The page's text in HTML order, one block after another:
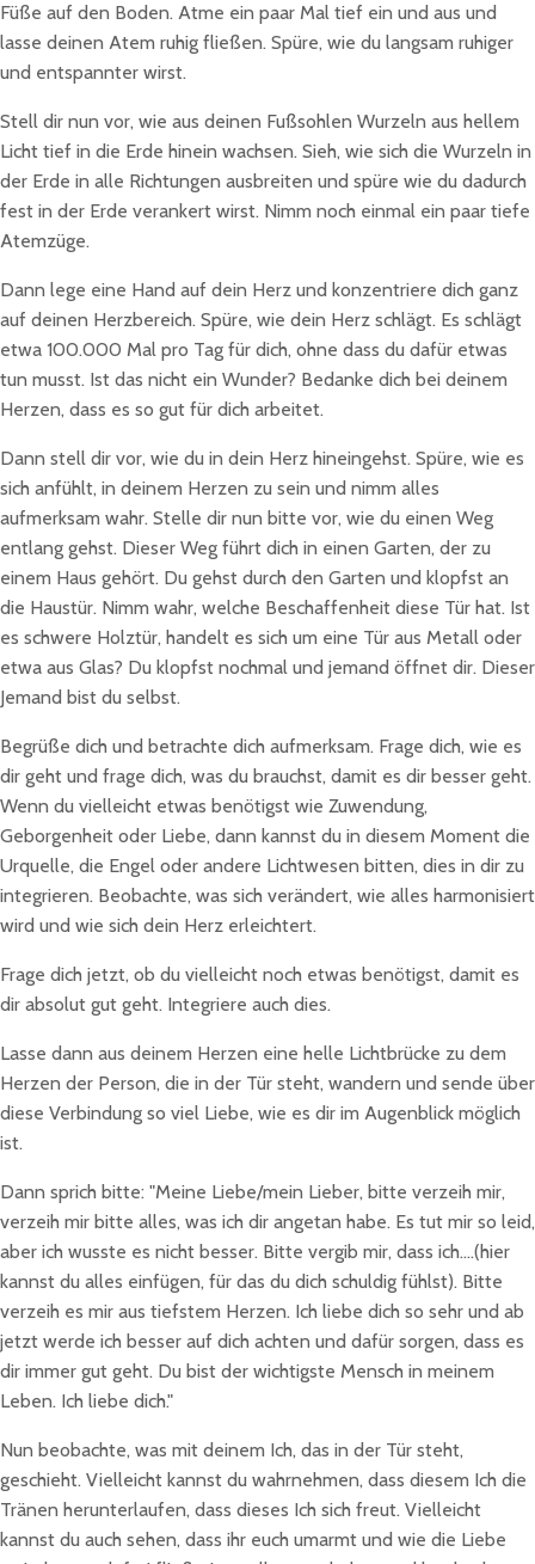
Füße auf den Boden. Atme ein paar Mal tief ein und aus und
lasse deinen Atem ruhig fließen. Spüre, wie du langsam ruhiger
und entspannter wirst.
Stell dir nun vor, wie aus deinen Fußsohlen Wurzeln aus hellem
Licht tief in die Erde hinein wachsen. Sieh, wie sich die Wurzeln in
der Erde in alle Richtungen ausbreiten und spüre wie du dadurch
fest in der Erde verankert wirst. Nimm noch einmal ein paar tiefe
Atemzüge.
Dann lege eine Hand auf dein Herz und konzentriere dich ganz
auf deinen Herzbereich. Spüre, wie dein Herz schlägt. Es schlägt
etwa 100.000 Mal pro Tag für dich, ohne dass du dafür etwas
tun musst. Ist das nicht ein Wunder? Bedanke dich bei deinem
Herzen, dass es so gut für dich arbeitet.
Dann stell dir vor, wie du in dein Herz hineingehst. Spüre, wie es
sich anfühlt, in deinem Herzen zu sein und nimm alles
aufmerksam wahr. Stelle dir nun bitte vor, wie du einen Weg
entlang gehst. Dieser Weg führt dich in einen Garten, der zu
einem Haus gehört. Du gehst durch den Garten und klopfst an
die Haustür. Nimm wahr, welche Beschaffenheit diese Tür hat. Ist
es schwere Holztür, handelt es sich um eine Tür aus Metall oder
etwa aus Glas? Du klopfst nochmal und jemand öffnet dir. Dieser
Jemand bist du selbst.
Begrüße dich und betrachte dich aufmerksam. Frage dich, wie es
dir geht und frage dich, was du brauchst, damit es dir besser geht.
Wenn du vielleicht etwas benötigst wie Zuwendung,
Geborgenheit oder Liebe, dann kannst du in diesem Moment die
Urquelle, die Engel oder andere Lichtwesen bitten, dies in dir zu
integrieren. Beobachte, was sich verändert, wie alles harmonisiert
wird und wie sich dein Herz erleichtert.
Frage dich jetzt, ob du vielleicht noch etwas benötigst, damit es
dir absolut gut geht. Integriere auch dies.
Lasse dann aus deinem Herzen eine helle Lichtbrücke zu dem
Herzen der Person, die in der Tür steht, wandern und sende über
diese Verbindung so viel Liebe, wie es dir im Augenblick möglich
ist.
Dann sprich bitte: "Meine Liebe/mein Lieber, bitte verzeih mir,
verzeih mir bitte alles, was ich dir angetan habe. Es tut mir so leid,
aber ich wusste es nicht besser. Bitte vergib mir, dass ich....(hier
kannst du alles einfügen, für das du dich schuldig fühlst). Bitte
verzeih es mir aus tiefstem Herzen. Ich liebe dich so sehr und ab
jetzt werde ich besser auf dich achten und dafür sorgen, dass es
dir immer gut geht. Du bist der wichtigste Mensch in meinem
Leben. Ich liebe dich."
Nun beobachte, was mit deinem Ich, das in der Tür steht,
geschieht. Vielleicht kannst du wahrnehmen, dass diesem Ich die
Tränen herunterlaufen, dass dieses Ich sich freut. Vielleicht
kannst du auch sehen, dass ihr euch umarmt und wie die Liebe